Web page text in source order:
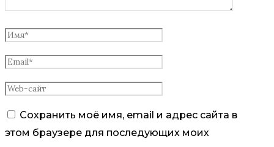
Сохранить моё имя, email и адрес сайта в
этом браузере для последующих моих